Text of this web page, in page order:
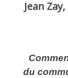
Jean
du